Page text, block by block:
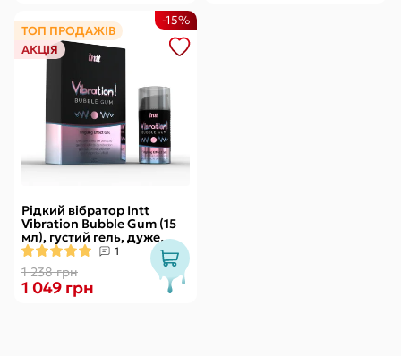
ТОП ПРОДАЖІВ
АКЦІЯ
Рідкий вібратор Intt
Vibration Bubble Gum (15
мл), густий гель, дуже
смачний, діє до 30 хвилин
1
1 238 грн
-15%
1 049 грн